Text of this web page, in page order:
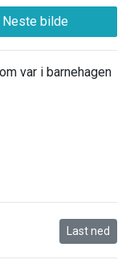
Neste bilde
var i barnehagen
Last ned